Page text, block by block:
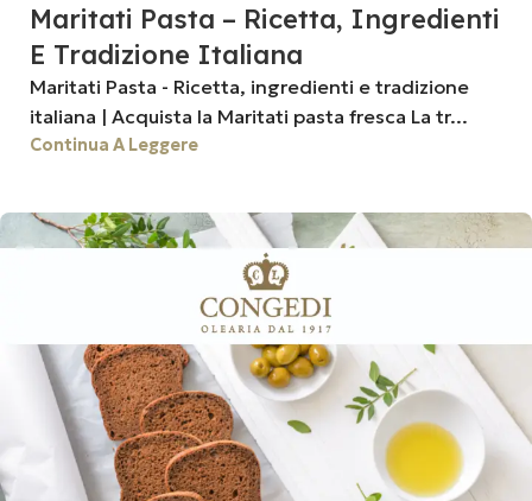
Maritati Pasta – Ricetta, Ingredienti
E Tradizione Italiana
Maritati Pasta - Ricetta, ingredienti e tradizione
italiana | Acquista la Maritati pasta fresca La tr...
Continua A Leggere